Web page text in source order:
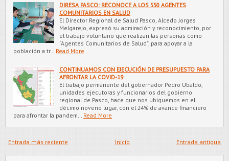
DIRESA PASCO: RECONOCE A LOS 550 AGENTES
COMUNITARIOS EN SALUD
El Director Regional de Salud Pasco, Alcedo Jorges
Melgarejo, expresó su admiración y reconocimiento, por
el trabajo voluntario que realizan las personas como
“Agentes Comunitarios de Salud”, para apoyar a la
población a tr…
Read More
CONTINUAMOS CON EJECUCIÓN DE PRESUPUESTO PARA
AFRONTAR LA COVID-19
El trabajo permanente del gobernador Pedro Ubaldo,
unidades ejecutoras y funcionarios del gobierno
regional de Pasco, hace que nos ubiquemos en el
décimo noveno lugar, con el 24% de avance financiero
para afrontar la pandem…
Read More
Entrada más reciente Entrada antigua
Inicio